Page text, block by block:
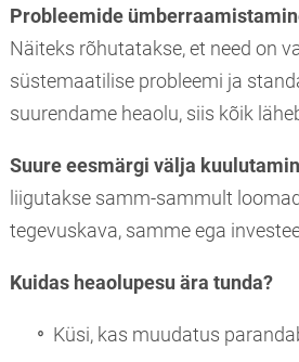
Probleemide
Näiteks rõhutatakse, et need on
süstemaatilise probleemi ja
suurendame heaolu, siis kõik
Suure eesmärgi välja
liigutakse samm-sammult
tegevuskava, samme ega
Kuidas heaolupesu ära tunda?
Küsi, kas muudatus